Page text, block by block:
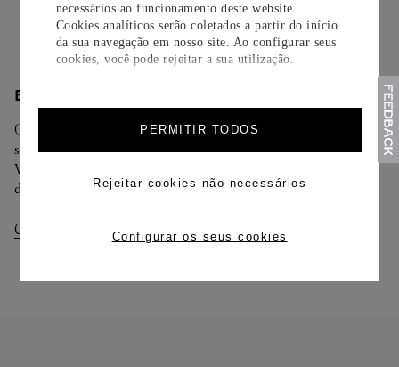
necessários ao funcionamento deste website.
Cookies analíticos serão coletados a partir do início
da sua navegação em nosso site. Ao configurar seus
cookies, você pode rejeitar a sua utilização.
PERMITIR TODOS
Rejeitar cookies não necessários
Configurar os seus cookies
Saiba mais
ENTREGA/DEVOLUÇÃO
Oferecemos diferentes opções de entrega. Selecione o envio de
sua preferência na finalização de seu pedido.
Você pode trocar ou devolver sua criação Cartier em até 30
dias.
Consultar Entregas Consultar Devoluções